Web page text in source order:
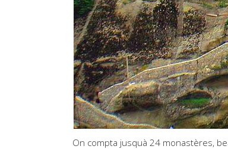
On compta jusquà 24 monastères,